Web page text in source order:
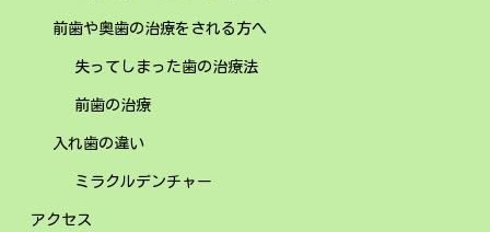
前歯や奥歯の治療をされる方へ
失ってしまった歯の治療法
前歯の治療
入れ歯の違い
ミラクルデンチャー
アクセス